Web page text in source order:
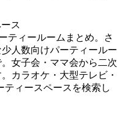
ス
ティールームまとめ。さ
人数向けパーティールー
女子会・ママ会から二次
カラオケ・大型テレビ・
ティースペースを検索し